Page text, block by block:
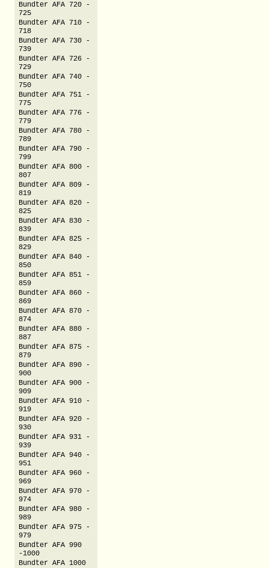
Bundter AFA 720 -
725
Bundter AFA 710 -
718
Bundter AFA 730 -
739
Bundter AFA 726 -
729
Bundter AFA 740 -
750
Bundter AFA 751 -
775
Bundter AFA 776 -
779
Bundter AFA 780 -
789
Bundter AFA 790 -
799
Bundter AFA 800 -
807
Bundter AFA 809 -
819
Bundter AFA 820 -
825
Bundter AFA 830 -
839
Bundter AFA 825 -
829
Bundter AFA 840 -
850
Bundter AFA 851 -
859
Bundter AFA 860 -
869
Bundter AFA 870 -
874
Bundter AFA 880 -
887
Bundter AFA 875 -
879
Bundter AFA 890 -
900
Bundter AFA 900 -
909
Bundter AFA 910 -
919
Bundter AFA 920 -
930
Bundter AFA 931 -
939
Bundter AFA 940 -
951
Bundter AFA 960 -
969
Bundter AFA 970 -
974
Bundter AFA 980 -
989
Bundter AFA 975 -
979
Bundter AFA 990
-1000
Bundter AFA 1000